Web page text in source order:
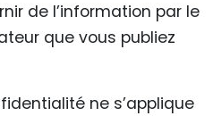
de l’information par le
que vous publiez
ne s’applique